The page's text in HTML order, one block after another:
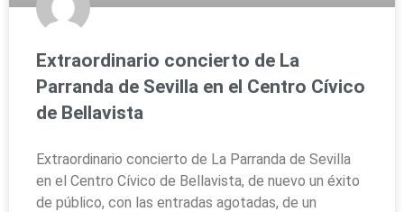
Extraordinario concierto de La
Parranda de Sevilla en el Centro Cívico
de Bellavista
Extraordinario concierto de La Parranda de Sevilla
en el Centro Cívico de Bellavista, de nuevo un éxito
de público, con las entradas agotadas, de un